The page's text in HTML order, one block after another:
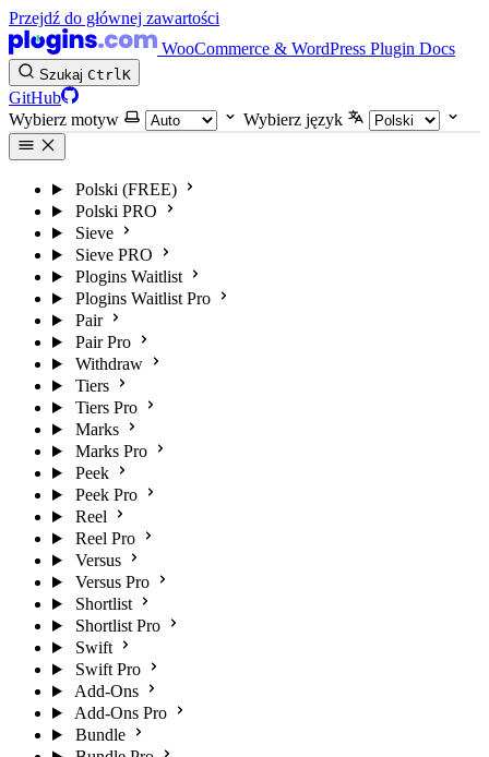
Przejdź do głównej zawartości
WooCommerce & WordPress Plugin Docs
Szukaj CtrlK
GitHub
Wybierz motyw
Wybierz język
Polski (FREE)
Polski PRO
Sieve
Sieve PRO
Plogins Waitlist
Plogins Waitlist Pro
Pair
Pair Pro
Withdraw
Tiers
Tiers Pro
Marks
Marks Pro
Peek
Peek Pro
Reel
Reel Pro
Versus
Versus Pro
Shortlist
Shortlist Pro
Swift
Swift Pro
Add-Ons
Add-Ons Pro
Bundle